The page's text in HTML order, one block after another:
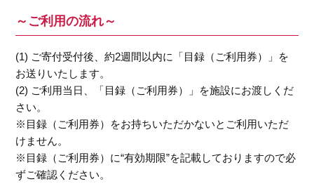
～ご利用の流れ～
(1) ご寄付受付後、約2週間以内に「目録（ご利用券）」を
お送りいたします。
(2) ご利用当日、「目録（ご利用券）」を施設にお渡しくだ
さい。
※目録（ご利用券）をお持ちいただかないとご利用いただ
けません。
※目録（ご利用券）に“有効期限”を記載しておりますので必
ずご確認ください。